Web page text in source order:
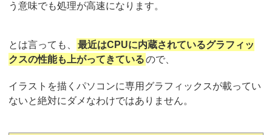
う意味でも処理が高速になります。
とは言っても、
最近はCPUに内蔵されているグラフィッ
クスの性能も上がってきている ので、
イラストを描くパソコンに専用グラフィックスが載ってい
ないと絶対にダメなわけではありません。